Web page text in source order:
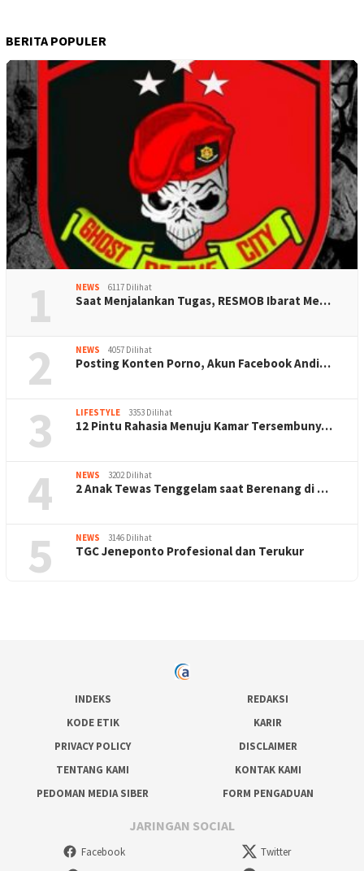
BERITA POPULER
1 NEWS 6117 Dilihat
Saat Menjalankan Tugas, RESMOB Ibarat Me…
2 NEWS 4057 Dilihat
Posting Konten Porno, Akun Facebook Andi…
3 LIFESTYLE 3353 Dilihat
12 Pintu Rahasia Menuju Kamar Tersembuny…
4 NEWS 3202 Dilihat
2 Anak Tewas Tenggelam saat Berenang di …
5 NEWS 3146 Dilihat
TGC Jeneponto Profesional dan Terukur
INDEKS
REDAKSI
KODE ETIK
KARIR
PRIVACY POLICY
DISCLAIMER
TENTANG KAMI
KONTAK KAMI
PEDOMAN MEDIA SIBER
FORM PENGADUAN
JARINGAN SOCIAL
Facebook
Twitter